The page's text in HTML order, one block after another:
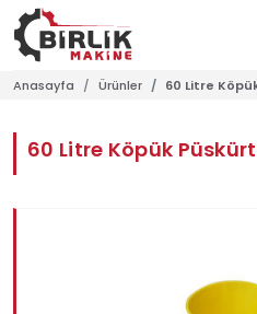
Anasayfa Ürünler 60 Litre
60 Litre Köpük